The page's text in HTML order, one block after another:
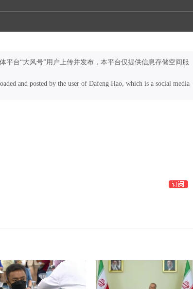
台“大风号”用户上传并发布，本平台仅提供信息存储空间服
and posted by the user of Dafeng Hao, which is a social media